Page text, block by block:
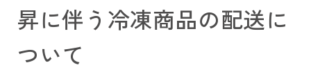
昇に伴う冷凍商品の配送に
ついて